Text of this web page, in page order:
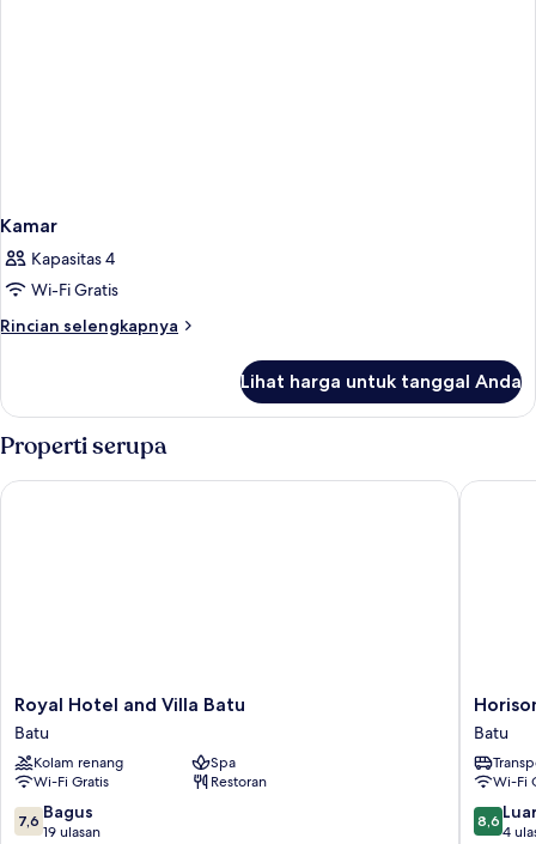
Kamar
Kapasitas 4
Wi-Fi Gratis
Rincian selengkapnya
Rincian
Kamar
Lihat harga untuk tanggal Anda
Properti serupa
Royal
Hotel
and
Villa
Batu
Batu
Royal Hotel and Villa Batu
Batu
Kolam renang
Spa
Wi-Fi Gratis
Restoran
7.6
dari
7,6 Bagus
19 ulasan
Royal Hotel and Villa Batu
Horison
Batu
Malang
Batu
Batu
Wi-Fi
8.6
dari
8,6
4
Horison